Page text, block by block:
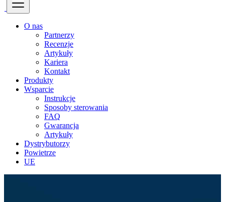
O nas
Partnerzy
Recenzje
Artykuły
Kariera
Kontakt
Produkty
Wsparcie
Instrukcje
Sposoby sterowania
FAQ
Gwarancja
Artykuły
Dystrybutorzy
Powietrze
UE